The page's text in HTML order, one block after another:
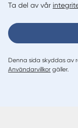
Ta del av vår
Denna sida skyddas av
Användarvillkor gäller.